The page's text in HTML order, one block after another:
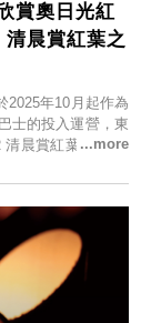
賞奧日光紅
晨賞紅葉之
2025年10月起作為
士的投入運營，東
晨賞紅葉之旅”，